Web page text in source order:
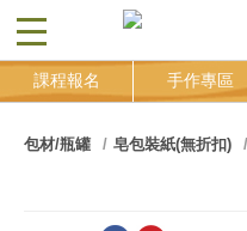
CLOSE
課程報名 手作專區
包材/瓶罐 皂包裝紙(無折扣)